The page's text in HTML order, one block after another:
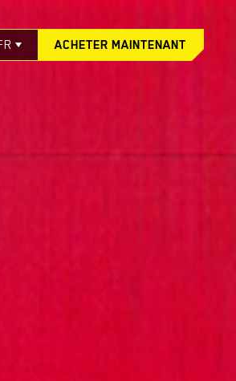
ACHETER MAINTENANT